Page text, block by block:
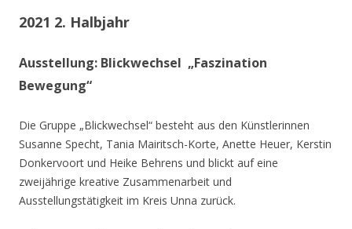
2021 2. Halbjahr
Ausstellung: Blickwechsel „Faszination
Bewegung“
Die Gruppe „Blickwechsel“ besteht aus den Künstlerinnen
Susanne Specht, Tania Mairitsch-Korte, Anette Heuer, Kerstin
Donkervoort und Heike Behrens und blickt auf eine
zweijährige kreative Zusammenarbeit und
Ausstellungstätigkeit im Kreis Unna zurück.